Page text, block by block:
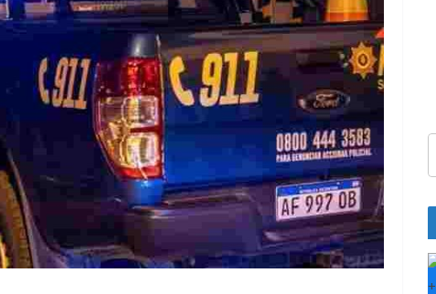
+